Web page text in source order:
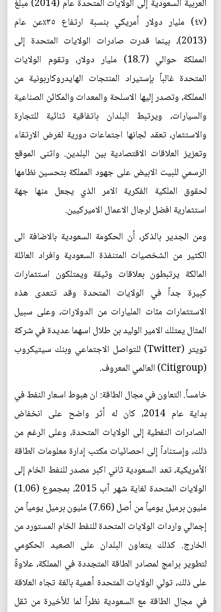
العربية السعودية إلى الولايات المتحدة عام (2014) مبلغ
(٤٧) مليار دولار أمريكي بنسبة ارتفاع ٣٥٪عن عام
(2013)، بينما قدرت صادرات الولايات المتحدة إلى
المملكة حوالي (18.7) مليار دولار، وتقوم الولايات
المتحدة غالباً بإستيراد المنتجات الهايدروكاربونية من
المملكة، وتصدر إليها الاسلحة والمعدات والمكائن الصناعية
والسيارات، ويرتبط البلدان باتفاقية ثنائية للتجارة
والاستثمار، تعقد لجانها اجتماعات دورية لغرض الارتقاء
وتعزيز العلاقات الاقتصادية بين البلدين. واثنى الموقع
الرسمي للبيت الابيض على جهود المملكة بتحسين نظامها
لحقوق الملكية الفكرية الامر الذي يجعل منها جهة
استثمارية افضل لرجال الاعمال الاميركيين.
ومن الجدير بالذكر، أن الحكومة السعودية بالاضافة الى
الكثير من الشخصيات المتنفذة السعودية وافراد العائلة
المالكة يرتبطون بعلاقات وثيقة ويمتلكون استثمارات
كبيرة جداً في الولايات المتحدة وقد تتعدى هذه
الاستثمارات مئات المليارات من الدولارات، وعلى سبيل
المثال يمتلك الامير الوليد بن طلال اسهما عديدة في شركة
تويتر (Twitter) للتواصل الاجتماعي وبنك سيتيكروب
(Citigroup) العالمي المعروف.
خامساً. التعاون في مجال الطاقة: ان هبوط اسعار النفط في
بداية عام 2014، كان له أثر واضح على انخفاض
الصادرات النفطية إلى الولايات المتحدة، وعلى الرغم من
ذلك، وإستناداً إلى احصائيات مكتب إدارة معلومات الطاقة
الأمريكية، تعد السعودية ثاني اكبر مصدر للنفط الخام إلى
الولايات المتحدة لغاية شهر آب 2015، بمجموع (1.06)
مليون برميل يومياً من أصل (7.66) مليون برميل يومياً من
إجمالي واردات الولايات المتحدة للنفط الخام المستورد من
الخارج. كذلك يتعاون البلدان على الصعيد الحكومي
لتطوير برامج لمصادر الطاقة المتجددة في المملكة، علاوةً
على ذلك، تولي الولايات المتحدة أهمية بالغة تجاه العلاقة
في مجال الطاقة مع السعودية نظراً لما للأخيرة من ثقل